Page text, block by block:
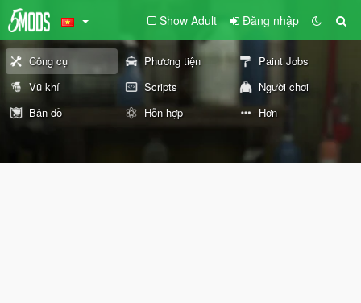
Show Adult Đăng nhập
Công cụ Phương tiện
Paint Jobs
Vũ khí
Scripts
Người chơi
Bản đồ
Hỗn hợp Hơn